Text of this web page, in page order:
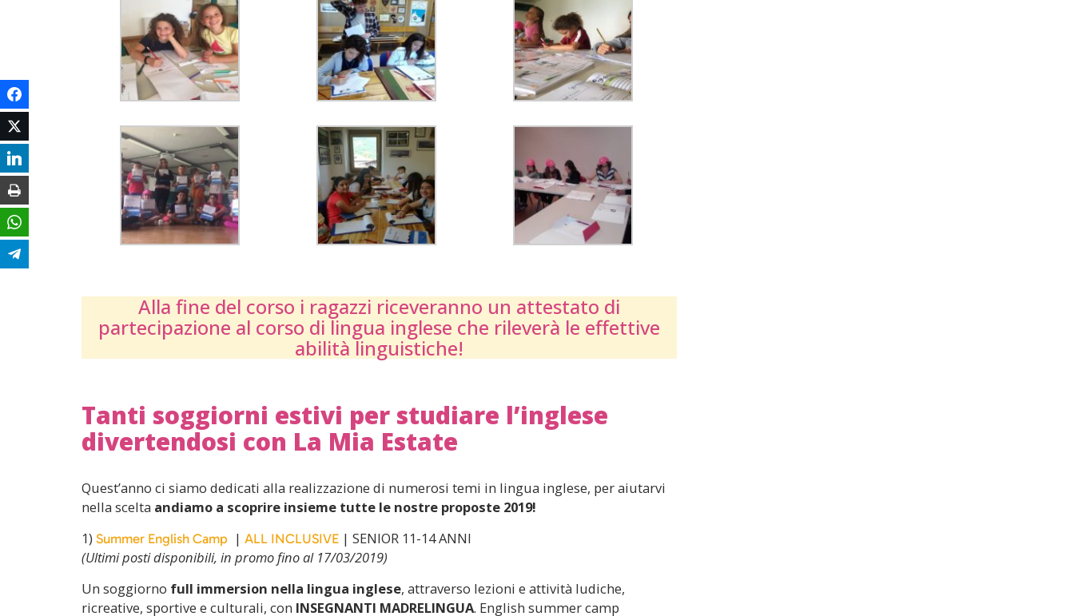
Alla fine del corso i ragazzi riceveranno un attestato di
partecipazione al corso di lingua inglese che rileverà le effettive
abilità linguistiche!
Tanti soggiorni estivi per studiare l’inglese
divertendosi con La Mia Estate
Quest’anno ci siamo dedicati alla realizzazione di numerosi temi in lingua inglese, per aiutarvi
nella scelta andiamo a scoprire insieme tutte le nostre proposte 2019!
1) Summer English Camp | ALL INCLUSIVE | SENIOR 11-14 ANNI
(Ultimi posti disponibili, in promo fino al 17/03/2019)
Un soggiorno full immersion nella lingua inglese, attraverso lezioni e attività ludiche,
ricreative, sportive e culturali, con INSEGNANTI MADRELINGUA. English summer camp